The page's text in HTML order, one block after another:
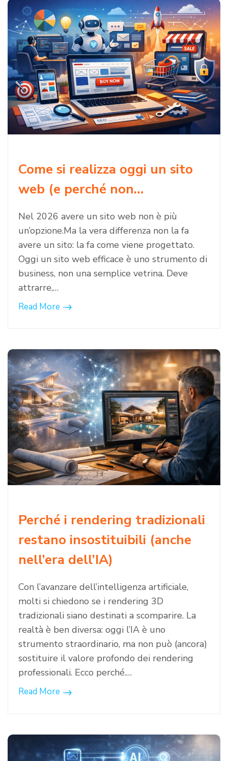
Come si realizza oggi un sito
web (e perché non…
Nel 2026 avere un sito web non è più
un’opzione.Ma la vera differenza non la fa
avere un sito: la fa come viene progettato.
Oggi un sito web efficace è uno strumento di
business, non una semplice vetrina. Deve
attrarre,…
Read More
Perché i rendering tradizionali
restano insostituibili (anche
nell’era dell’IA)
Con l’avanzare dell’intelligenza artificiale,
molti si chiedono se i rendering 3D
tradizionali siano destinati a scomparire. La
realtà è ben diversa: oggi l’IA è uno
strumento straordinario, ma non può (ancora)
sostituire il valore profondo dei rendering
professionali. Ecco perché.…
Read More